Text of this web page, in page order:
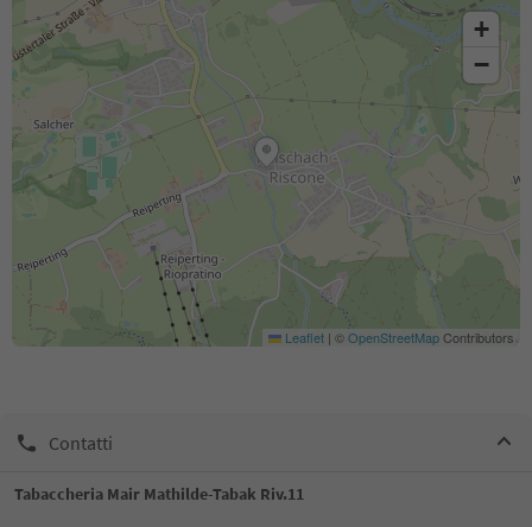
+
−
Leaflet | ©OpenStreetMapContributors
Contatti
Tabaccheria Mair Mathilde-Tabak Riv.11